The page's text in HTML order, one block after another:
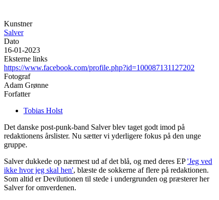
Kunstner
Salver
Dato
16-01-2023
Eksterne links
https://www.facebook.com/profile.php?id=100087131127202
Fotograf
Adam Grønne
Forfatter
Tobias Holst
Det danske post-punk-band Salver blev taget godt imod på
redaktionens årslister. Nu sætter vi yderligere fokus på den unge
gruppe.
Salver dukkede op nærmest ud af det blå, og med deres EP'Jeg ved
ikke hvor jeg skal hen', blæste de sokkerne af flere på redaktionen.
Som altid er Devilutionen til stede i undergrunden og præsterer her
Salver for omverdenen.